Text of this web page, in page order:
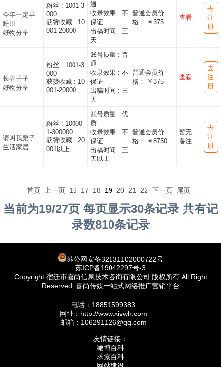
今年一定早
睡!!!
好物分享
粉丝 : 1001-3
000
获赞收藏 : 10
001-20000
通
收录效果 : 不
保证
出稿时间 : 三
天
普通会员价
格： ￥375
查看
去
注
册
长谷子子
好物分享
粉丝 : 1001-3
000
获赞收藏 : 10
001-20000
账号质量 : 普
通
收录效果 : 不
保证
出稿时间 : 三
天
普通会员价
格： ￥375
查看
去
注
册
请叫我栗子
生活家居
粉丝 : 10000
1-300000
获赞收藏 : 20
001以上
账号质量 : 优
质
收录效果 : 不
保证
出稿时间 : 三
天以上
普通会员价
格： ￥8750
暂无
备注
去
注
册
首页 上一页 16 17 18 19 20 21 22 下一页 尾页
当前为19/27页 每页显示30条记录 共有记
录数810条记录
苏公网安备32131102000722号
苏ICP备19042297号-3
Copyright 宿迁市喜尚信息技术咨询有限公司 版权所有 All Right
Reserved. 喜尚传媒一站式网络推广营销平台
电话：18851599383
网址：http://www.xiswh.com
邮箱：106291126@qq.com
友情链接：
瞰博百科
求索百科